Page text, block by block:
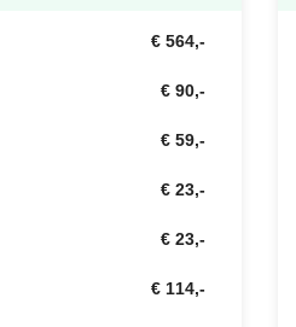
€ 564,-
€ 90,-
€ 59,-
€ 23,-
€ 23,-
€ 114,-